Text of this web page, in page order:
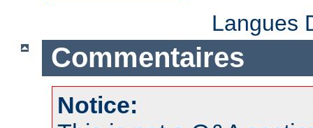
Langues
Commentaires
Notice: